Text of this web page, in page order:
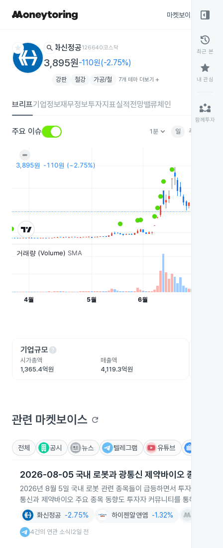
마켓보이스
star search 화신정공126640코스닥
3,895원-110원(-2.75%)
강판 철강 가공/철 7개 테마 더보기 add
브리프기업정보재무정보투자지표실적전망밸류체인
주요 이슈 1분keyboard_arrow_down 일 주
기업규모help
시가총액
1,365.4억원
매출액
4,119.3억원
관련 마켓보이스 refresh
전체 공시 뉴스 텔레그램 유튜브
2026-08-05 국내 로봇과 광통신 제약바이오 종목 급등
2026년 8월 5일 국내 로봇 관련 종목들이 급등하면서 투자심리가
통신과 제약바이오 주요 종목 동향도 투자자 커뮤니티를 통해 확산됐
화신정공 -2.75% 하이젠알앤엠 -1.32%
4건의 연관 소식 2일 전
right_panel_open
history
최근 본
star
내 관심
partner_exchange
함께투자